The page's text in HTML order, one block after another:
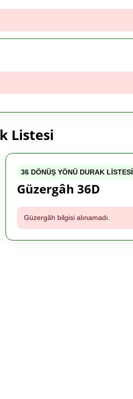
Listesi
36 DÖNÜŞ YÖNÜ DURAK LİSTESİ
Güzergâh 36D
Güzergâh bilgisi alınamadı.